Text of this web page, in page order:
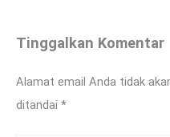
Tinggalkan Komentar
Alamat email Anda tidak
ditandai *